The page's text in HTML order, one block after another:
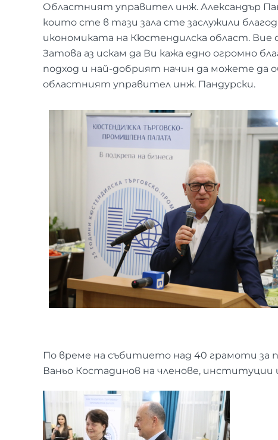
Областният управител инж. Александър
които сте в тази зала сте заслужили
икономиката на Кюстендилска област.
Затова аз искам да Ви кажа едно огромно
подход и най-добрият начин да можете да
областният управител инж. Пандурски.
По време на събитието над 40 грамоти за
Ваньо Костадинов на членове,